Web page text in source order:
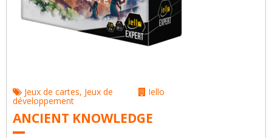
Jeux de cartes, Jeux de
développement
Iello
ANCIENT KNOWLEDGE